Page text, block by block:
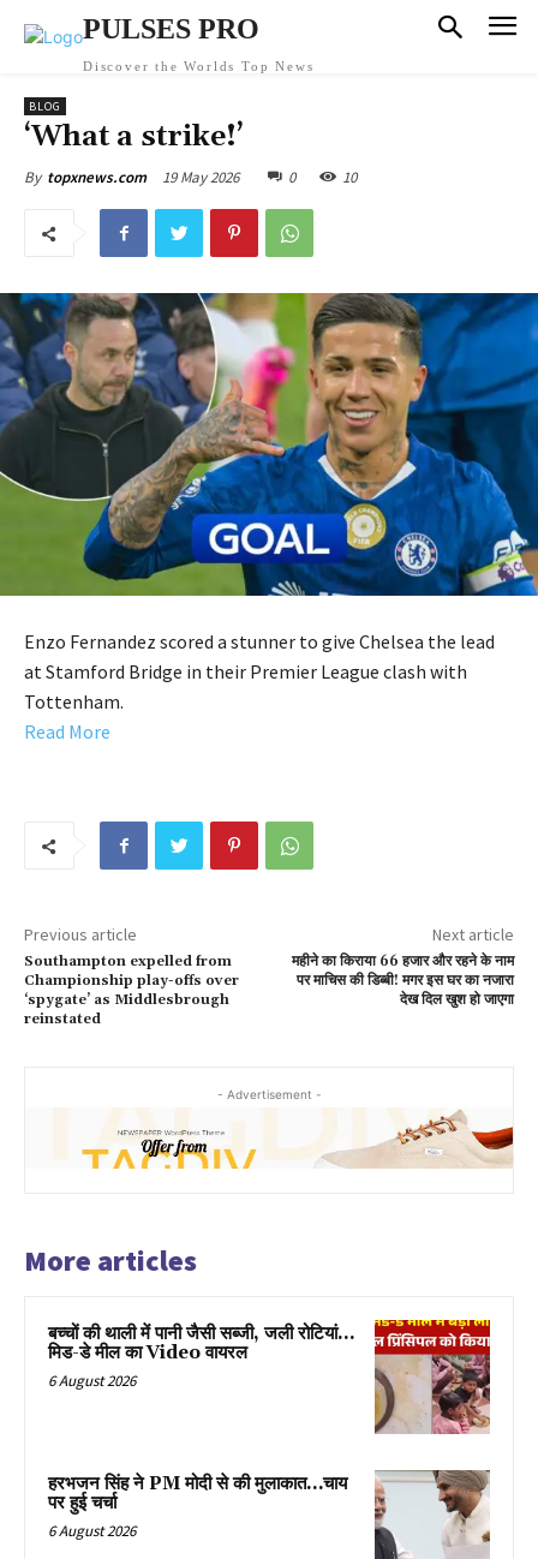
PULSES PRO
Discover the Worlds Top News
BLOG
‘What a strike!’
By topxnews.com 19 May 2026 0 10
Enzo Fernandez scored a stunner to give Chelsea the lead
at Stamford Bridge in their Premier League clash with
Tottenham.
Read More
Previous article
Southampton expelled from
Championship play-offs over
‘spygate’ as Middlesbrough
reinstated
Next article
महीने का किराया 66 हजार और रहने के नाम
पर माचिस की डिब्बी! मगर इस घर का नजारा
देख दिल खुश हो जाएगा
- Advertisement -
More articles
बच्चों की थाली में पानी जैसी सब्जी, जली रोटियां…
मिड-डे मील का Video वायरल
6 August 2026
हरभजन सिंह ने PM मोदी से की मुलाकात…चाय
पर हुई चर्चा
6 August 2026